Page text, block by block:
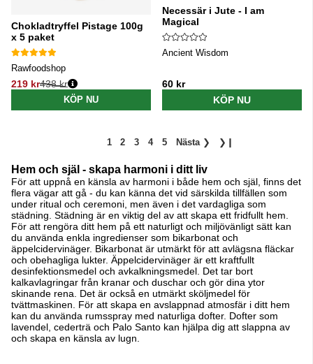
Chokladtryffel Pistage 100g
x 5 paket
Rawfoodshop
219 kr
Ordinarie pris:
438 kr
KÖP NU
Necessär i Jute - I am
Magical
Ancient Wisdom
60 kr
KÖP NU
1 2 3 4 5 Nästa ❯ ❯❙
Hem och själ - skapa harmoni i ditt liv
För att uppnå en känsla av harmoni i både hem och själ, finns det
flera vägar att gå - du kan känna det vid särskilda tillfällen som
under ritual och ceremoni, men även i det vardagliga som
städning. Städning är en viktig del av att skapa ett fridfullt hem.
För att rengöra ditt hem på ett naturligt och miljövänligt sätt kan
du använda enkla ingredienser som bikarbonat och
äppelcidervinäger. Bikarbonat är utmärkt för att avlägsna fläckar
och obehagliga lukter. Äppelcidervinäger är ett kraftfullt
desinfektionsmedel och avkalkningsmedel. Det tar bort
kalkavlagringar från kranar och duschar och gör dina ytor
skinande rena. Det är också en utmärkt sköljmedel för
tvättmaskinen. För att skapa en avslappnad atmosfär i ditt hem
kan du använda rumsspray med naturliga dofter. Dofter som
lavendel, cederträ och Palo Santo kan hjälpa dig att slappna av
och skapa en känsla av lugn.